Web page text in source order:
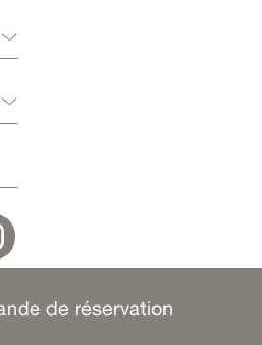
de réservation